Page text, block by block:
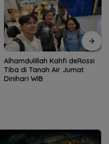
Alhamdulillah Kahfi deRossi
Tiba di Tanah Air Jumat
Dinihari WIB